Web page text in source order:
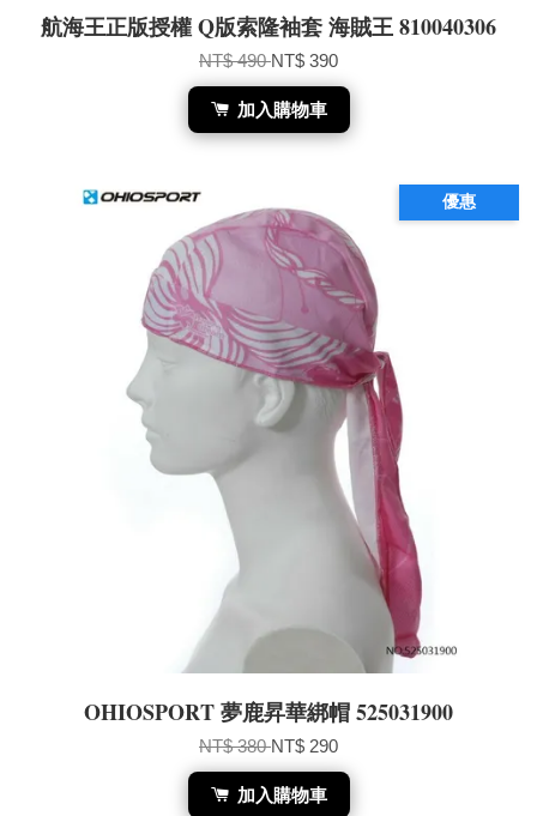
航海王正版授權 Q版索隆袖套 海賊王 810040306
NT$ 490NT$ 390
加入購物車
優惠
OHIOSPORT 夢鹿昇華綁帽 525031900
NT$ 380NT$ 290
加入購物車